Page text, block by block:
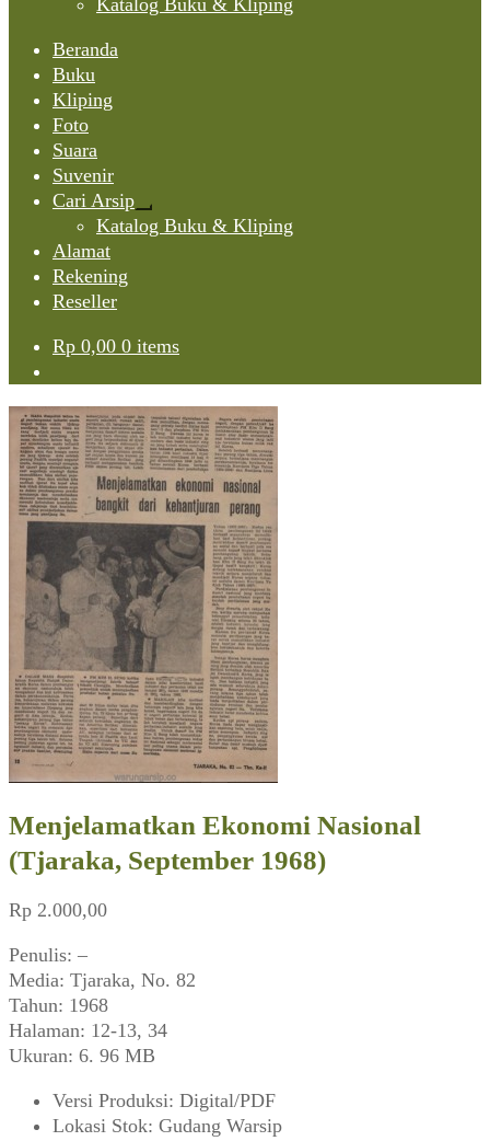
Katalog Buku & Kliping
Beranda
Buku
Kliping
Foto
Suara
Suvenir
Cari Arsip
Expand
child
Katalog Buku & Kliping
Alamat
Rekening
Reseller
Rp 0,00 0 items
Menjelamatkan Ekonomi Nasional
(Tjaraka, September 1968)
Rp 2.000,00
Penulis: –
Media: Tjaraka, No. 82
Tahun: 1968
Halaman: 12-13, 34
Ukuran: 6. 96 MB
Versi Produksi: Digital/PDF
Lokasi Stok: Gudang Warsip